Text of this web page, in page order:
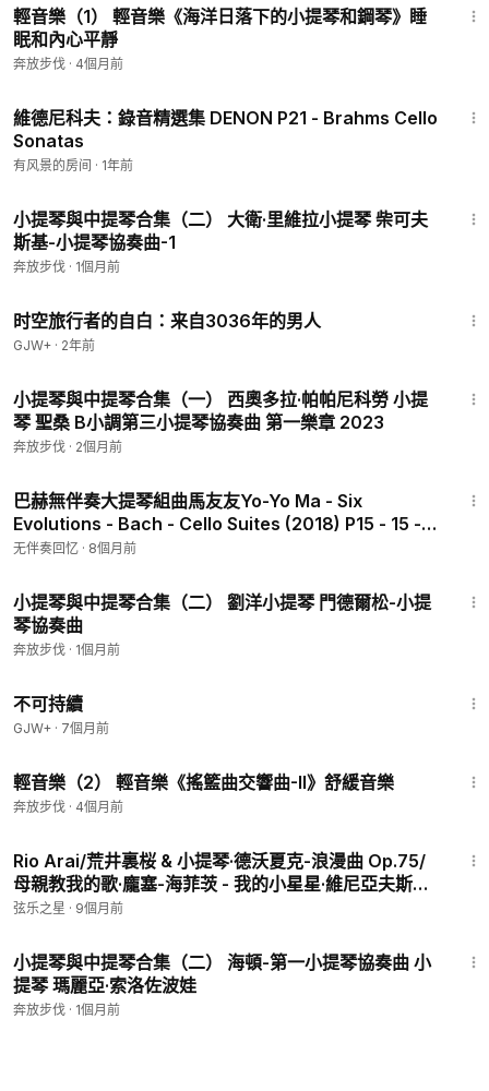
輕音樂（1） 輕音樂《海洋日落下的小提琴和鋼琴》睡
眠和內心平靜
奔放步伐 · 4個月前
維德尼科夫：錄音精選集 DENON P21 - Brahms Cello
Sonatas
有风景的房间 · 1年前
小提琴與中提琴合集（二） 大衛·里維拉小提琴 柴可夫
斯基-小提琴協奏曲-1
奔放步伐 · 1個月前
时空旅行者的自白：来自3036年的男人
GJW+ · 2年前
小提琴與中提琴合集（一） 西奧多拉·帕帕尼科勞 小提
琴 聖桑 B小調第三小提琴協奏曲 第一樂章 2023
奔放步伐 · 2個月前
巴赫無伴奏大提琴組曲馬友友Yo-Yo Ma - Six
Evolutions - Bach - Cello Suites (2018) P15 - 15 -
Bach, J S - Unaccompanied Cello Suite No. 3 in C
无伴奏回忆 · 8個月前
小提琴與中提琴合集（二） 劉洋小提琴 門德爾松-小提
琴協奏曲
奔放步伐 · 1個月前
不可持續
GJW+ · 7個月前
輕音樂（2） 輕音樂《搖籃曲交響曲-II》舒緩音樂
奔放步伐 · 4個月前
Rio Arai/荒井裏桜 & 小提琴·德沃夏克-浪漫曲 Op.75/
母親教我的歌·龐塞-海菲茨 - 我的小星星·維尼亞夫斯基-
浮士德主題幻想曲 Op.20
弦乐之星 · 9個月前
小提琴與中提琴合集（二） 海頓-第一小提琴協奏曲 小
提琴 瑪麗亞·索洛佐波娃
奔放步伐 · 1個月前